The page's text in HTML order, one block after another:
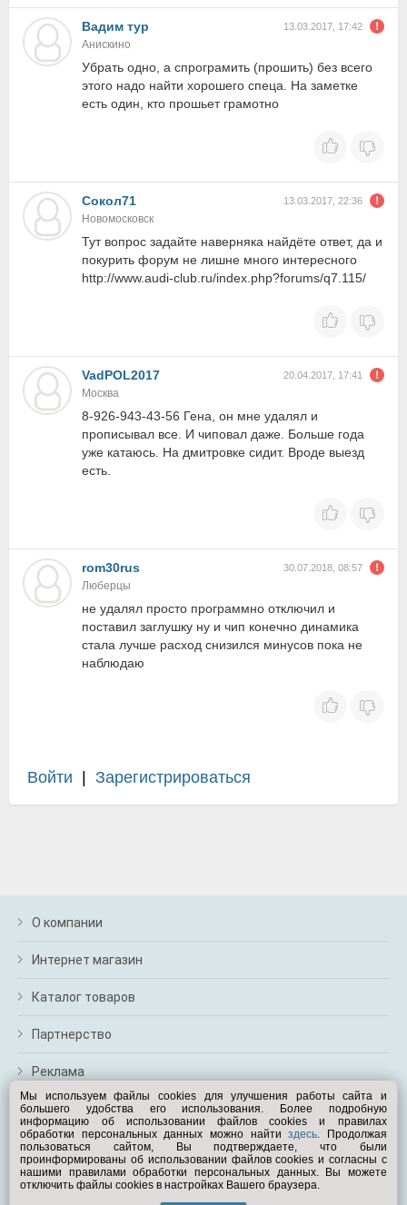
Вадим тур 13.03.2017, 17:42
Анискино
Убрать одно, а спрограмить (прошить) без всего
этого надо найти хорошего спеца. На заметке
есть один, кто прошьет грамотно
Сокол71 13.03.2017, 22:36
Новомосковск
Тут вопрос задайте наверняка найдёте ответ, да и
покурить форум не лишне много интересного
http://www.audi-club.ru/index.php?forums/q7.115/
VadPOL2017 20.04.2017, 17:41
Москва
8-926-943-43-56 Гена, он мне удалял и
прописывал все. И чиповал даже. Больше года
уже катаюсь. На дмитровке сидит. Вроде выезд
есть.
rom30rus 30.07.2018, 08:57
Люберцы
не удалял просто программно отключил и
поставил заглушку ну и чип конечно динамика
стала лучше расход снизился минусов пока не
наблюдаю
Войти Зарегистрироваться
О компании
Интернет магазин
Каталог товаров
Партнерство
Реклама
Перейти на полную версию
Вам помочь?
© Exist.ru 1998—2026
Мы используем файлы cookies для улучшения работы сайта и
большего удобства его использования. Более подробную
информацию об использовании файлов cookies и правилах
обработки персональных данных можно найтиздесь. Продолжая
пользоваться сайтом, Вы подтверждаете, что были
проинформированы об использовании файлов cookies и согласны с
нашими правилами обработки персональных данных. Вы можете
отключить файлы cookies в настройках Вашего браузера.